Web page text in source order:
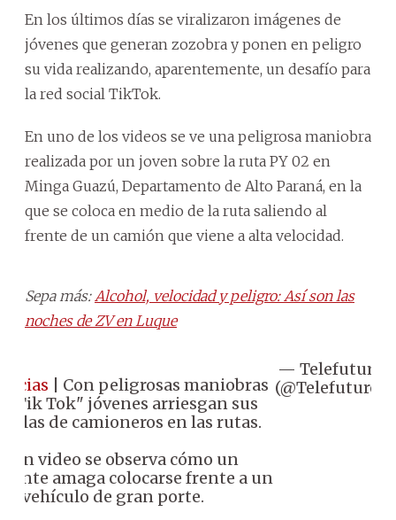
En los últimos días se viralizaron imágenes de
jóvenes que generan zozobra y ponen en peligro
su vida realizando, aparentemente, un desafío para
la red social TikTok.
En uno de los videos se ve una peligrosa maniobra
realizada por un joven sobre la ruta PY 02 en
Minga Guazú, Departamento de Alto Paraná, en la
que se coloca en medio de la ruta saliendo al
frente de un camión que viene a alta velocidad.
Sepa más: Alcohol, velocidad y peligro: Así son las
noches de ZV en Luque
| Con peligrosas maniobras
"Tik Tok" jóvenes arriesgan sus
y las de camioneros en las rutas.
un video se observa cómo un
amaga colocarse frente a un
vehículo de gran porte.
— Telefuturo
(@Telefuturo)